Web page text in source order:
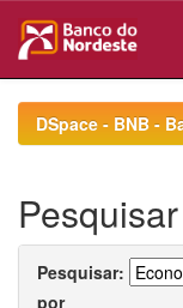
navigationDSpace - BNB -
Pesquisar
Pesquisar:
por